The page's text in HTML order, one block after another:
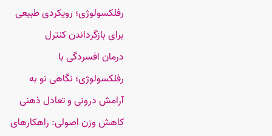
رفلکسولوژی؛ رویکردی طبیعی
برای بازگرداندن کنترل
درمان افسردگی با
رفلکسولوژی؛ نگاهی نو به
آرامش درونی و تعادل ذهنی
کاهش وزن اصولی: راهکارهای